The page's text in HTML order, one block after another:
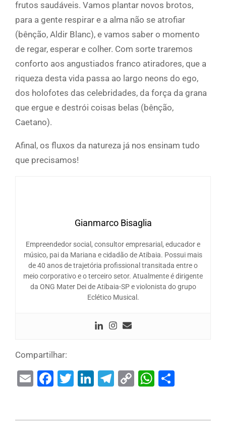
frutos saudáveis. Vamos plantar novos brotos,
para a gente respirar e a alma não se atrofiar
(bênção, Aldir Blanc), e vamos saber o momento
de regar, esperar e colher. Com sorte traremos
conforto aos angustiados franco atiradores, que a
riqueza desta vida passa ao largo neons do ego,
dos holofotes das celebridades, da força da grana
que ergue e destrói coisas belas (bênção,
Caetano).
Afinal, os fluxos da natureza já nos ensinam tudo
que precisamos!
Gianmarco Bisaglia
Empreendedor social, consultor empresarial, educador e
músico, pai da Mariana e cidadão de Atibaia. Possui mais
de 40 anos de trajetória profissional transitada entre o
meio corporativo e o terceiro setor. Atualmente é dirigente
da ONG Mater Dei de Atibaia-SP e violonista do grupo
Eclético Musical.
Compartilhar:
EmailFacebook
Twitter
LinkedIn
Telegram
Copy